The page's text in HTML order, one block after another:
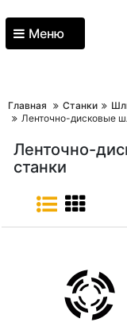
Меню
Главная Станки
Ленточно-дисковые
Ленточно-
станки